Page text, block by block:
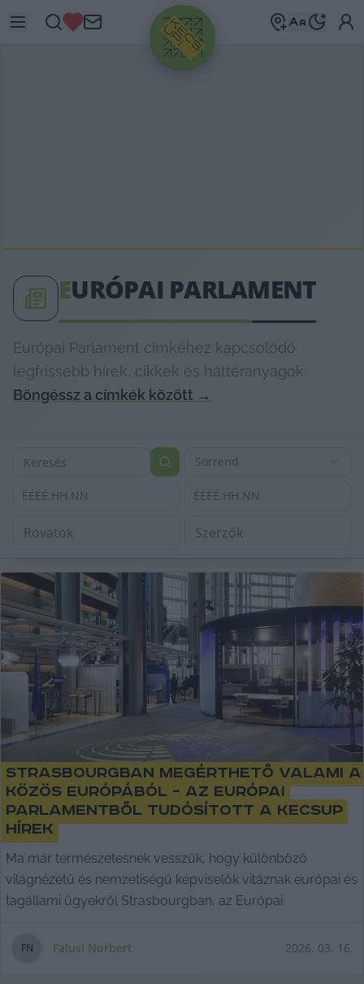
HIRDETÉS
EURÓPAI PARLAMENT
Európai Parlament címkéhez kapcsolódó
legfrissebb hírek, cikkek és háttéranyagok.
Böngéssz a címkék között →
Sorrend
ÉÉÉÉ.HH.NN ÉÉÉÉ.HH.NN
Strasbourgban megérthető valami a
közös Európából – az Európai
Parlamentből tudósított a KecsUP
Hírek
Ma már természetesnek vesszük, hogy különböző
világnézetű és nemzetiségű képviselők vitáznak európai és
tagállami ügyekről Strasbourgban, az Európai
FN Falusi Norbert 2026. 03. 16.